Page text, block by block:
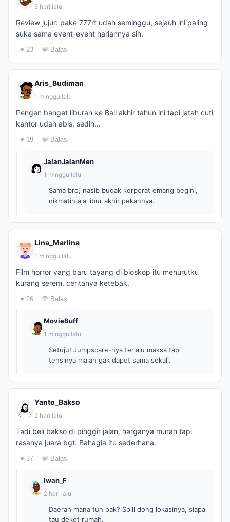
5 hari lalu
Review jujur: pake 777rt udah seminggu, sejauh ini paling
suka sama event-event hariannya sih.
♥ 23 💬 Balas
Aris_Budiman
1 minggu lalu
Pengen banget liburan ke Bali akhir tahun ini tapi jatah cuti
kantor udah abis, sedih...
♥ 19 💬 Balas
JalanJalanMen
1 minggu lalu
Sama bro, nasib budak korporat emang begini,
nikmatin aja libur akhir pekannya.
Lina_Marlina
1 minggu lalu
Film horror yang baru tayang di bioskop itu menurutku
kurang serem, ceritanya ketebak.
♥ 26 💬 Balas
MovieBuff
1 minggu lalu
Setuju! Jumpscare-nya terlalu maksa tapi
tensinya malah gak dapet sama sekali.
Yanto_Bakso
2 hari lalu
Tadi beli bakso di pinggir jalan, harganya murah tapi
rasanya juara bgt. Bahagia itu sederhana.
♥ 37 💬 Balas
Iwan_F
2 hari lalu
Daerah mana tuh pak? Spill dong lokasinya, siapa
tau deket rumah.